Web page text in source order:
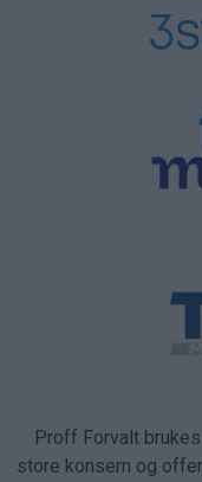
Proff Forvalt
store konsern og